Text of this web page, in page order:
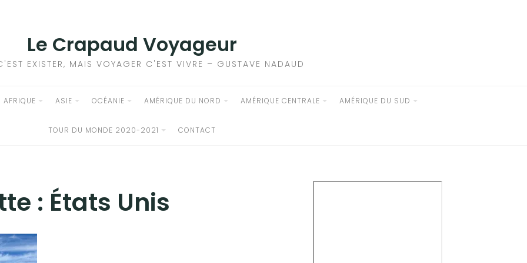
Le Crapaud Voyageur
EXISTER, MAIS VOYAGER C'EST VIVRE – GUSTAVE NADAUD
AFRIQUE ASIE OCÉANIE AMÉRIQUE DU NORD AMÉRIQUE CENTRALE AMÉRIQUE DU SUD
TOUR DU MONDE 2020-2021 CONTACT
: États Unis